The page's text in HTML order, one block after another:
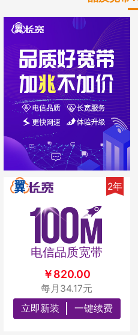
2年
电信品质宽带
￥820.00
每月34.17元
立即新装
一键续费